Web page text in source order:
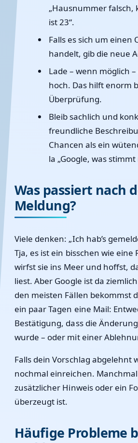
„Hausnummer
ist 23“.
Falls es sich um einen
handelt, gib die neue
Lade – wenn möglich
hoch. Das hilft enorm
Überprüfung.
Bleib sachlich und
freundliche
Chancen als ein
la „Google, was
Was passiert nach
Meldung?
Viele denken: „Ich hab’s
Tja, es ist ein bisschen wie eine
wirfst sie ins Meer und hoffst,
liest. Aber Google ist da
den meisten Fällen bekommst
ein paar Tagen eine Mail:
Bestätigung, dass die
wurde – oder mit einer
Falls dein Vorschlag abgelehnt
nochmal einreichen.
zusätzlicher Hinweis oder ein
überzeugt ist.
Häufige Probleme